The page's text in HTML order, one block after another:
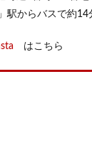
駅からバスで約14
はこちら